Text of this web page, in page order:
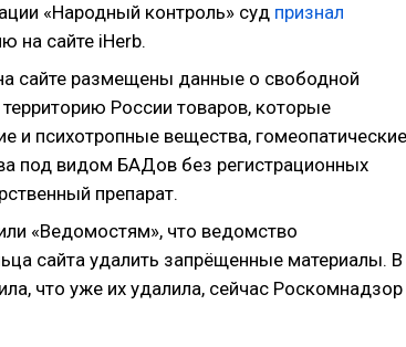
«Народный контроль» суд признал
на сайте iHerb.
сайте размещены данные о свободной
России товаров, которые
и психотропные вещества, гомеопатические
под видом БАДов без регистрационных
препарат.
«Ведомостям», что ведомство
сайта удалить запрёщенные материалы. В
что уже их удалила, сейчас Роскомнадзор